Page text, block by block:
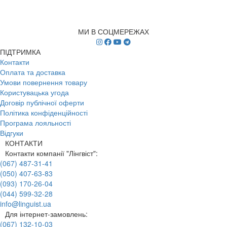
МИ В СОЦМЕРЕЖАХ
ПІДТРИМКА
Контакти
Оплата та доставка
Умови повернення товару
Користувацька угода
Договір публічної оферти
Політика конфіденційності
Програма лояльності
Відгуки
КОНТАКТИ
Контакти компанії "Лінгвіст":
(067) 487-31-41
(050) 407-63-83
(093) 170-26-04
(044) 599-32-28
info@linguist.ua
Для інтернет-замовлень:
(067) 132-10-03